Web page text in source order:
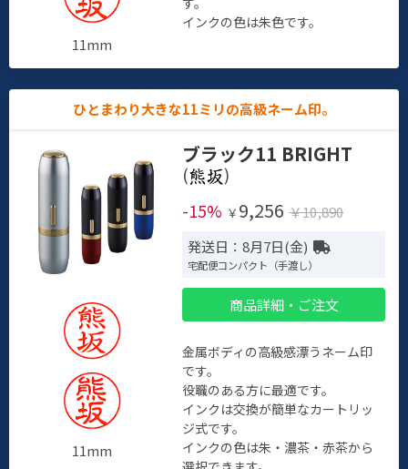
11mm
インクの色は朱色です。
ひとまわり大きな11ミリの高級ネーム印。
11mm
ブラック11 BRIGHT
(
)
-15% ￥ 9,256 ￥10,890
発送日：8月7日(金)
宅配便コンパクト（手渡し）
商品詳細・ご注文
金属ボディの高級感漂うネーム印
です。
役職のある方に最適です。
インクは交換が簡単なカートリッ
ジ式です。
インクの色は朱・濃茶・赤茶から